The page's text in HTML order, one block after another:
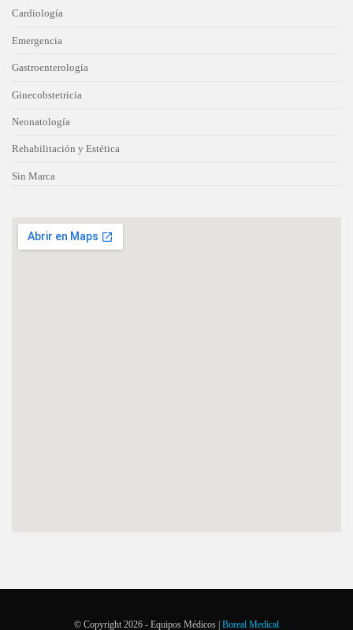
Cardiología
Emergencia
Gastroenterología
Ginecobstetricia
Neonatología
Rehabilitación y Estética
Sin Marca
© Copyright 2026 - Equipos Médicos | Boreal Medical